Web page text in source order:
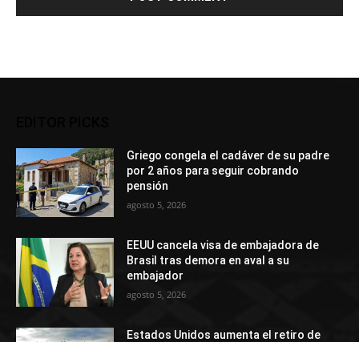
Griego congela el cadáver de su padre
por 2 años para seguir cobrando
pensión
agosto 5, 2026
EEUU cancela visa de embajadora de
Brasil tras demora en aval a su
embajador
agosto 5, 2026
Estados Unidos aumenta el retiro de